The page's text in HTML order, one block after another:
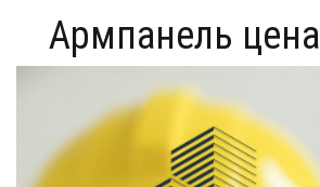
Армпанель цена